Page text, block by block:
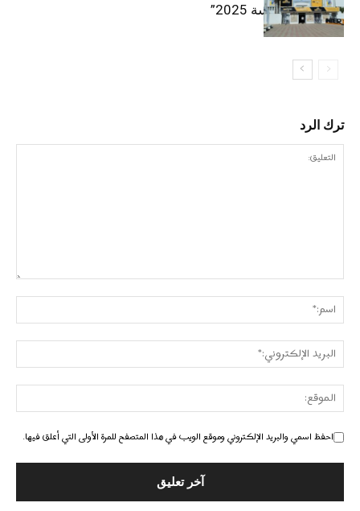
“إنترتكس سوسة 2025”
ترك الرد
احفظ اسمي والبريد الإلكتروني وموقع الويب في هذا المتصفح للمرة الأولى التي أعلق فيها.